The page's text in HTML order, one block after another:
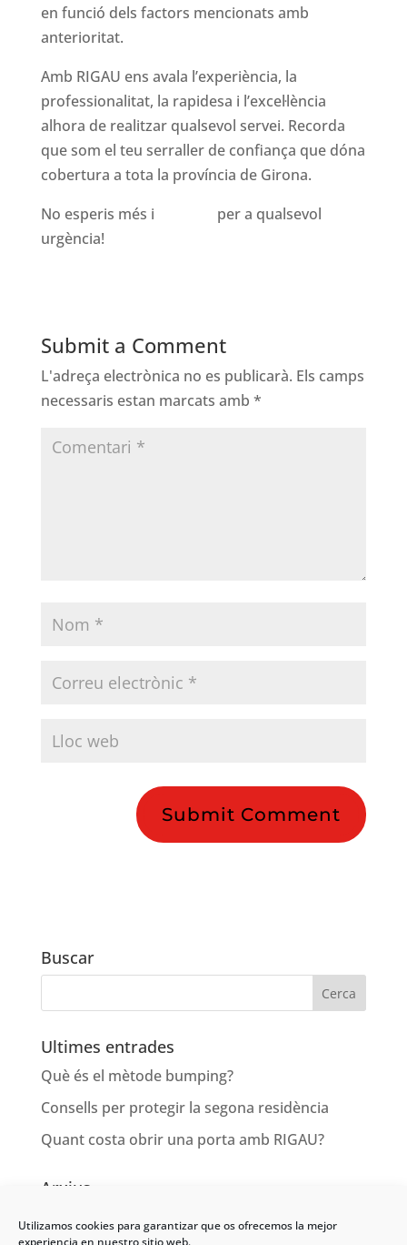
Utilizamos cookies para garantizar que os ofrecemos la mejor
experiencia en nuestro sitio web.
en funció dels factors mencionats amb
anterioritat.
Amb RIGAU ens avala l’experiència, la
professionalitat, la rapidesa i l’excel·lència
alhora de realitzar qualsevol servei. Recorda
que som el teu serraller de confiança que dóna
cobertura a tota la província de Girona.
No esperis més i
per a qualsevol
urgència!
Submit a Comment
L'adreça electrònica no es publicarà. Els camps
necessaris estan marcats amb *
Buscar
Ultimes entrades
Què és el mètode bumping?
Consells per protegir la segona residència
Quant costa obrir una porta amb RIGAU?
Arxius
juny 2021